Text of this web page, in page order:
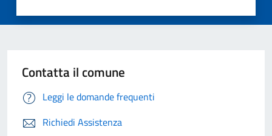
Contatta il comune
Leggi le domande frequenti
Richiedi Assistenza